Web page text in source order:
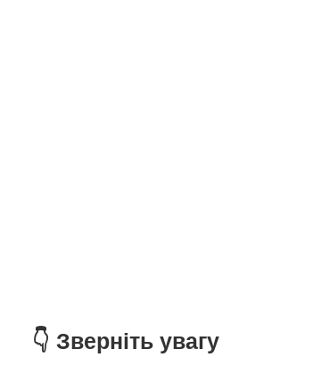
👇 Зверніть увагу